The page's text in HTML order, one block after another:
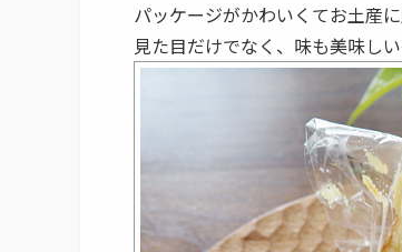
パッケージがかわいくてお土産
見た目だけでなく、味も美味し